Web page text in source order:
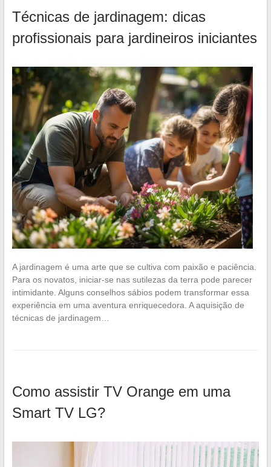
Técnicas de jardinagem: dicas
profissionais para jardineiros iniciantes
A jardinagem é uma arte que se cultiva com paixão e paciência.
Para os novatos, iniciar-se nas sutilezas da terra pode parecer
intimidante. Alguns conselhos sábios podem transformar essa
experiência em uma aventura enriquecedora. A aquisição de
técnicas de jardinagem…
Como assistir TV Orange em uma
Smart TV LG?